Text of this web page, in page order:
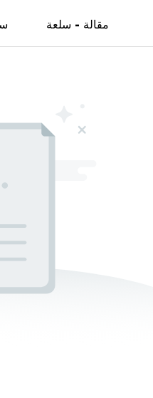
مقالة - سلعة